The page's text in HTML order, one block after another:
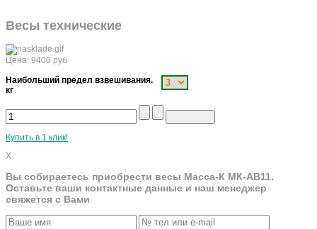
Весы технические
Цена: 9400 руб
Наибольший предел взвешивания.
кг
Купить в 1 клик!
X
Вы собираетесь приобрести весы Масса-К МК-АВ11.
Оставьте ваши контактные данные и наш менеджер
свяжется с Вами